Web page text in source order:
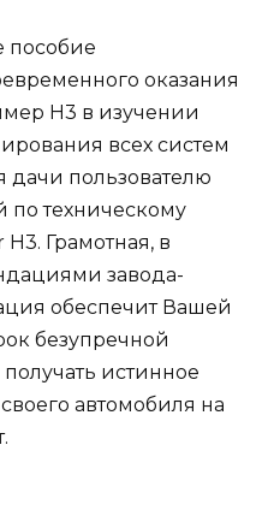
пособие
оказания
Н3 в изучении
всех систем
дачи пользователю
техническому
Грамотная, в
завода-
обеспечит Вашей
безупречной
истинное
автомобиля на